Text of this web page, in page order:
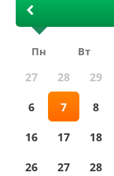
Пн Вт
27 28 29
6
7 8
16
17 18
26
27 28